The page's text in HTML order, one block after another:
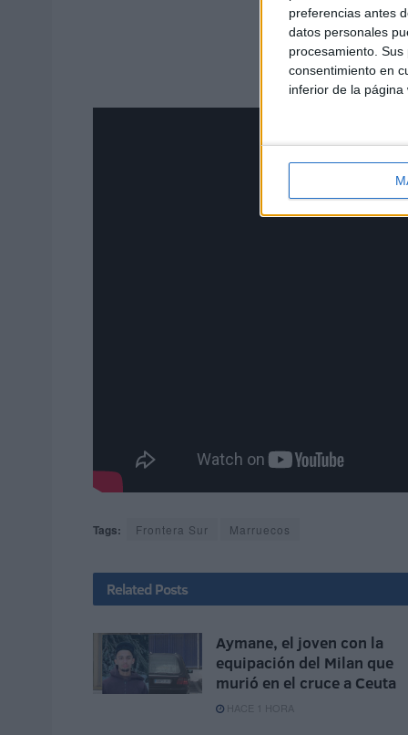
preferencias antes
datos personales
procesamiento.
consentimiento en
inferior de la página
Tags: Frontera Sur Marruecos
Related Posts
Aymane, el joven con la
equipación del Milan que
murió en el cruce a Ceuta
HACE 1 HORA